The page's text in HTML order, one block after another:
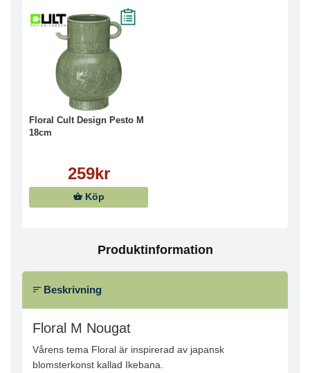
Floral Cult Design Pesto M
18cm
259kr
Köp
Produktinformation
Beskrivning
Floral M Nougat
Vårens tema Floral är inspirerad av japansk
blomsterkonst kallad Ikebana.